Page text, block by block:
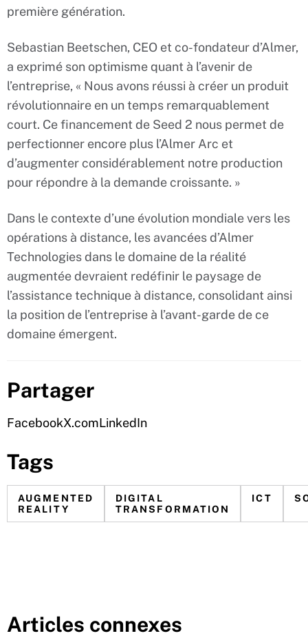
première génération.
Sebastian Beetschen, CEO et co-fondateur d’Almer,
a exprimé son optimisme quant à l’avenir de
l’entreprise, « Nous avons réussi à créer un produit
révolutionnaire en un temps remarquablement
court. Ce financement de Seed 2 nous permet de
perfectionner encore plus l’Almer Arc et
d’augmenter considérablement notre production
pour répondre à la demande croissante. »
Dans le contexte d’une évolution mondiale vers les
opérations à distance, les avancées d’Almer
Technologies dans le domaine de la réalité
augmentée devraient redéfinir le paysage de
l’assistance technique à distance, consolidant ainsi
la position de l’entreprise à l’avant-garde de ce
domaine émergent.
Partager
FacebookX.comLinkedIn
Tags
AUGMENTED
REALITY
DIGITAL
TRANSFORMATION
ICT
Articles connexes